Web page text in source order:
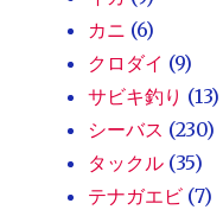
カニ (6)
クロダイ (9)
サビキ釣り (13)
シーバス (230)
タックル (35)
テナガエビ (7)